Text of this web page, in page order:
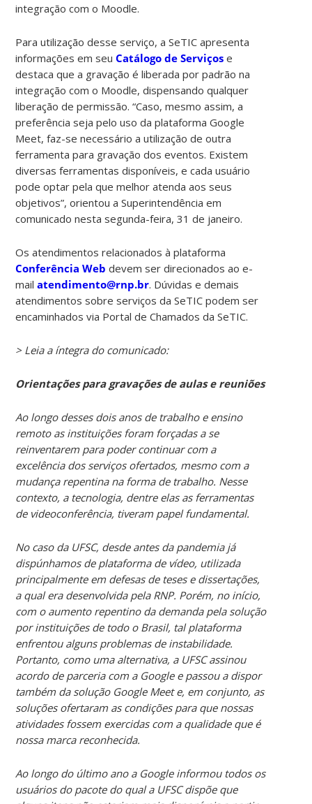
integração com o Moodle.
Para utilização desse serviço, a SeTIC apresenta
informações em seuCatálogo de Serviços e
destaca que a gravação é liberada por padrão na
integração com o Moodle, dispensando qualquer
liberação de permissão. “Caso, mesmo assim, a
preferência seja pelo uso da plataforma Google
Meet, faz-se necessário a utilização de outra
ferramenta para gravação dos eventos. Existem
diversas ferramentas disponíveis, e cada usuário
pode optar pela que melhor atenda aos seus
objetivos”, orientou a Superintendência em
comunicado nesta segunda-feira, 31 de janeiro.
Os atendimentos relacionados à plataforma
Conferência Web devem ser direcionados ao e-
mailatendimento@rnp.br. Dúvidas e demais
atendimentos sobre serviços da SeTIC podem ser
encaminhados via Portal de Chamados da SeTIC.
> Leia a íntegra do comunicado:
Orientações para gravações de aulas e reuniões
Ao longo desses dois anos de trabalho e ensino
remoto as instituições foram forçadas a se
reinventarem para poder continuar com a
excelência dos serviços ofertados, mesmo com a
mudança repentina na forma de trabalho. Nesse
contexto, a tecnologia, dentre elas as ferramentas
de videoconferência, tiveram papel fundamental.
No caso da UFSC, desde antes da pandemia já
dispúnhamos de plataforma de vídeo, utilizada
principalmente em defesas de teses e dissertações,
a qual era desenvolvida pela RNP. Porém, no início,
com o aumento repentino da demanda pela solução
por instituições de todo o Brasil, tal plataforma
enfrentou alguns problemas de instabilidade.
Portanto, como uma alternativa, a UFSC assinou
acordo de parceria com a Google e passou a dispor
também da solução Google Meet e, em conjunto, as
soluções ofertaram as condições para que nossas
atividades fossem exercidas com a qualidade que é
nossa marca reconhecida.
Ao longo do último ano a Google informou todos os
usuários do pacote do qual a UFSC dispõe que